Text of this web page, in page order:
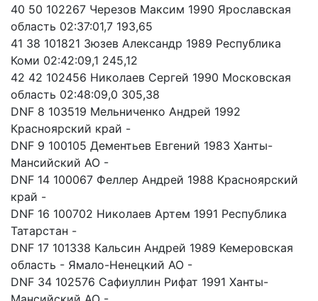
40 50 102267 Черезов Максим 1990 Ярославская
область 02:37:01,7 193,65
41 38 101821 Зюзев Александр 1989 Республика
Коми 02:42:09,1 245,12
42 42 102456 Николаев Сергей 1990 Московская
область 02:48:09,0 305,38
DNF 8 103519 Мельниченко Андрей 1992
Красноярский край -
DNF 9 100105 Дементьев Евгений 1983 Ханты-
Мансийский АО -
DNF 14 100067 Феллер Андрей 1988 Красноярский
край -
DNF 16 100702 Николаев Артем 1991 Республика
Татарстан -
DNF 17 101338 Кальсин Андрей 1989 Кемеровская
область - Ямало-Ненецкий АО -
DNF 34 102576 Сафиуллин Рифат 1991 Ханты-